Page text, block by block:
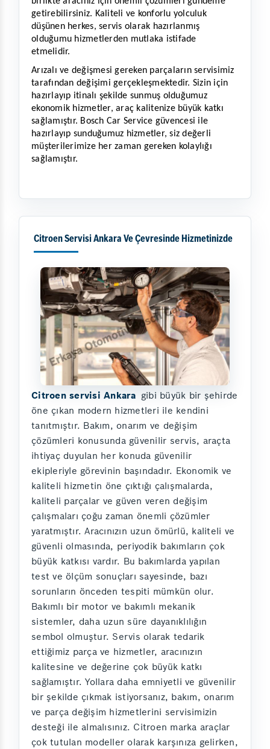
getirebilirsiniz. Kaliteli ve konforlu yolculuk
düşünen herkes, servis olarak hazırlanmış
olduğumu hizmetlerden mutlaka istifade
etmelidir.
Arızalı ve değişmesi gereken parçaların servisimiz
tarafından değişimi gerçekleşmektedir. Sizin için
hazırlayıp itinalı şekilde sunmuş olduğumuz
ekonomik hizmetler, araç kalitenize büyük katkı
sağlamıştır. Bosch Car Service güvencesi ile
hazırlayıp sunduğumuz hizmetler, siz değerli
müşterilerimize her zaman gereken kolaylığı
sağlamıştır.
Citroen Servisi Ankara Ve Çevresinde Hizmetinizde
Citroen servisi Ankara gibi büyük bir şehirde
öne çıkan modern hizmetleri ile kendini
tanıtmıştır. Bakım, onarım ve değişim
çözümleri konusunda güvenilir servis, araçta
ihtiyaç duyulan her konuda güvenilir
ekipleriyle görevinin başındadır. Ekonomik ve
kaliteli hizmetin öne çıktığı çalışmalarda,
kaliteli parçalar ve güven veren değişim
çalışmaları çoğu zaman önemli çözümler
yaratmıştır. Aracınızın uzun ömürlü, kaliteli ve
güvenli olmasında, periyodik bakımların çok
büyük katkısı vardır. Bu bakımlarda yapılan
test ve ölçüm sonuçları sayesinde, bazı
sorunların önceden tespiti mümkün olur.
Bakımlı bir motor ve bakımlı mekanik
sistemler, daha uzun süre dayanıklılığın
sembol olmuştur. Servis olarak tedarik
ettiğimiz parça ve hizmetler, aracınızın
kalitesine ve değerine çok büyük katkı
sağlamıştır. Yollara daha emniyetli ve güvenilir
bir şekilde çıkmak istiyorsanız, bakım, onarım
ve parça değişim hizmetlerini servisimizin
desteği ile almalısınız. Citroen marka araçlar
çok tutulan modeller olarak karşınıza gelirken,